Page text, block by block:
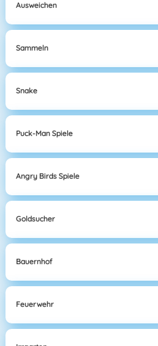
Ausweichen
Sammeln
Snake
Puck-Man Spiele
Angry Birds Spiele
Goldsucher
Bauernhof
Feuerwehr